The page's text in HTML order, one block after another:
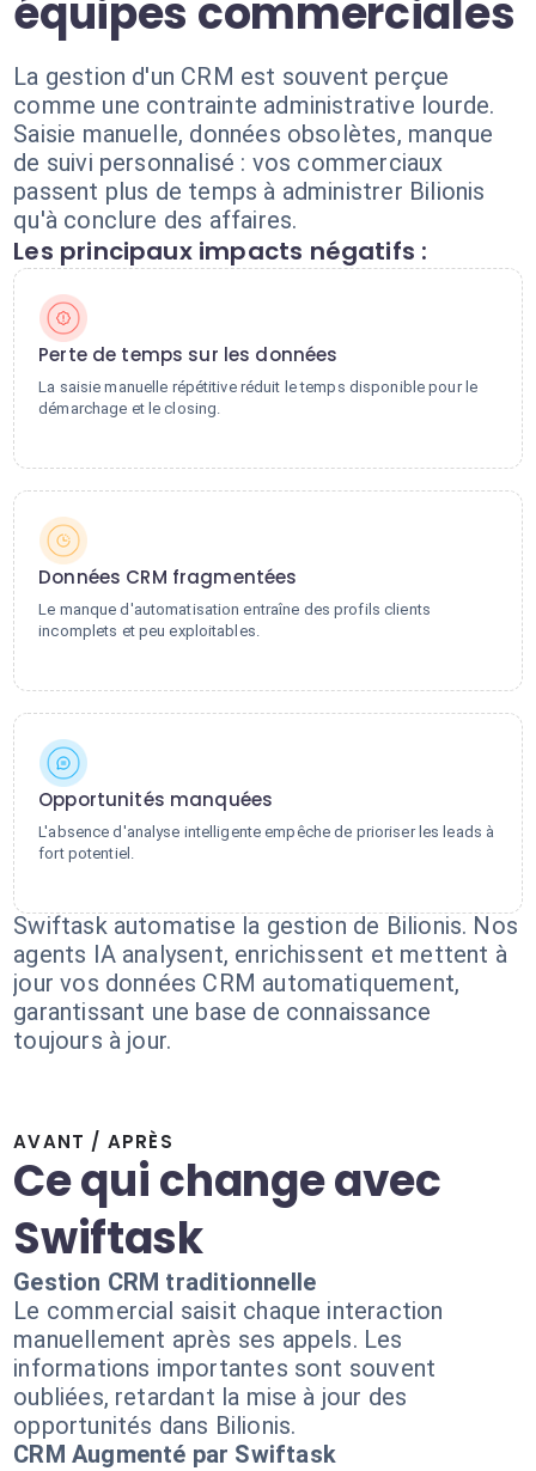
équipes commerciales
La gestion d'un CRM est souvent perçue
comme une contrainte administrative lourde.
Saisie manuelle, données obsolètes, manque
de suivi personnalisé : vos commerciaux
passent plus de temps à administrer Bilionis
qu'à conclure des affaires.
Les principaux impacts négatifs :
Perte de temps sur les données
La saisie manuelle répétitive réduit le temps disponible pour le
démarchage et le closing.
Données CRM fragmentées
Le manque d'automatisation entraîne des profils clients
incomplets et peu exploitables.
Opportunités manquées
L'absence d'analyse intelligente empêche de prioriser les leads à
fort potentiel.
Swiftask automatise la gestion de Bilionis. Nos
agents IA analysent, enrichissent et mettent à
jour vos données CRM automatiquement,
garantissant une base de connaissance
toujours à jour.
AVANT / APRÈS
Ce qui change avec
Swiftask
Gestion CRM traditionnelle
Le commercial saisit chaque interaction
manuellement après ses appels. Les
informations importantes sont souvent
oubliées, retardant la mise à jour des
opportunités dans Bilionis.
CRM Augmenté par Swiftask